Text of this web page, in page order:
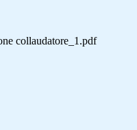
collaudatore_1.pdf